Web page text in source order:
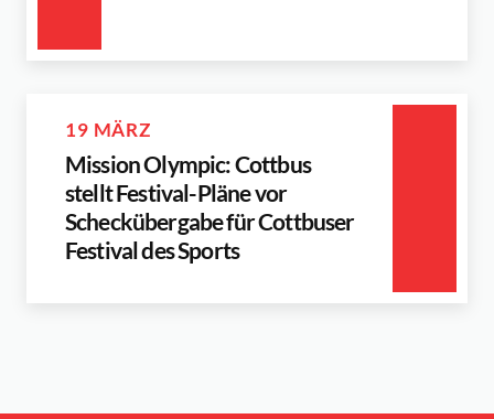
19 MÄRZ
Mission Olympic: Cottbus
stellt Festival-Pläne vor
Scheckübergabe für Cottbuser
Festival des Sports